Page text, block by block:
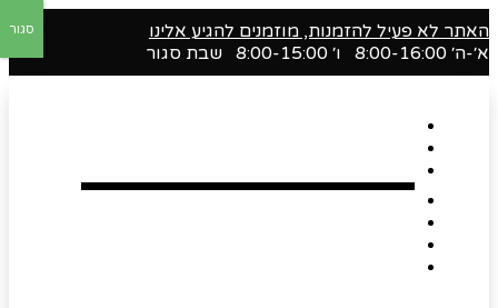
האתר לא פעיל להזמנות, מוזמנים להגיע אלינו
א׳-ה׳ 8:00-16:00 ו׳ 8:00-15:00 שבת סגור
סגור